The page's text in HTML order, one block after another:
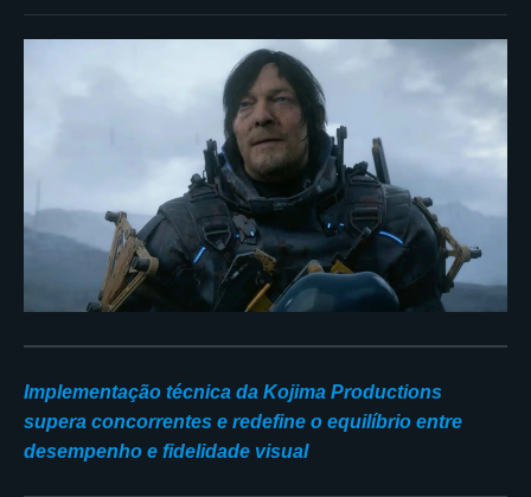
Implementação técnica da Kojima Productions
supera concorrentes e redefine o equilíbrio entre
desempenho e fidelidade visual